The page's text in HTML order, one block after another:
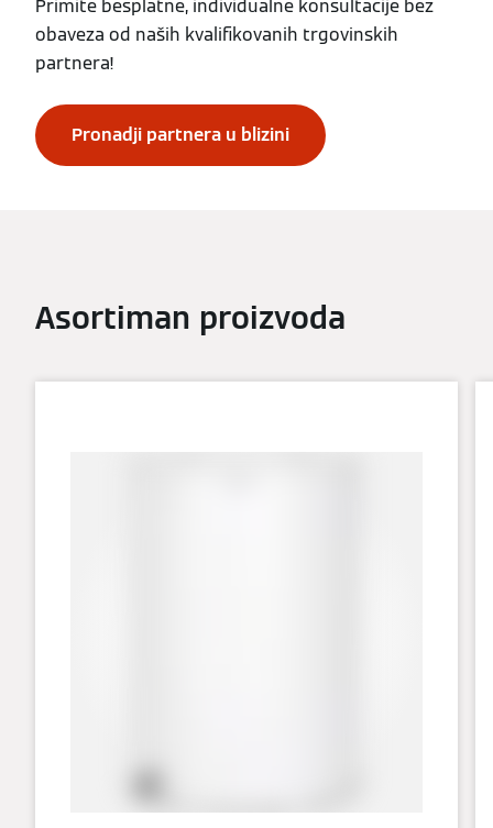
Primite besplatne, individualne konsultacije bez
obaveza od naših kvalifikovanih trgovinskih
partnera!
Pronadji partnera u blizini
Asortiman proizvoda